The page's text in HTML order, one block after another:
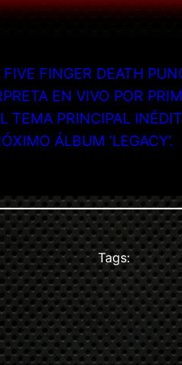
FIVE FINGER DEATH
EN VIVO POR
TEMA PRINCIPAL
ÁLBUM ‘LEGACY’.
Tags: